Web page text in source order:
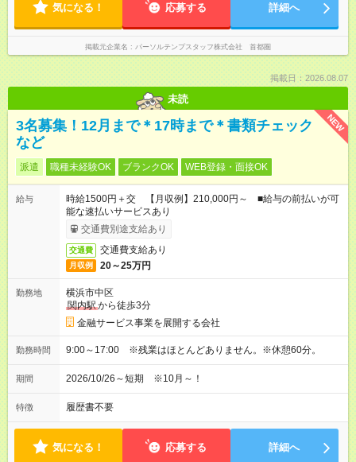
気になる！ 応募する 詳細へ
掲載元企業名 パーソルテンプスタッフ株式会社 首都圏
掲載日：2026.08.07
未読
NEW
3名募集！12月まで＊17時まで＊書類チェック
など
派遣 職種未経験OK ブランクOK WEB登録・面接OK
給与
時給1500円＋交 【月収例】210,000円～ ■給与の前払いが可
能な速払いサービスあり
交通費別途支給あり
交通費 交通費支給あり
月収例 20～25万円
勤務地
横浜市中区
関内駅から徒歩3分
金融サービス事業を展開する会社
勤務時間 9:00～17:00 ※残業はほとんどありません。※休憩60分。
期間 2026/10/26～短期 ※10月～！
特徴 履歴書不要
気になる！ 応募する 詳細へ